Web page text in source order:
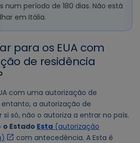
num período de 180 dias. Não está
em Itália.
para os EUA com
de residência
com uma autorização de
a autorização de
só, não o autoriza a entrar no país.
o Estado Esta (autorização
com antecedência. A Esta é